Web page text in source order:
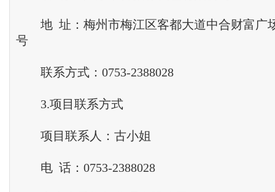
地 址：梅州市梅江区客都大道中合财富广
号
联系方式：0753-2388028
3.项目联系方式
项目联系人：古小姐
电 话：0753-2388028